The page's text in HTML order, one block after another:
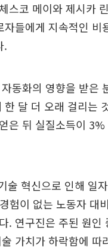
스코 메이와 제시카
들에게 지속적인
.
동화의 영향을 받은
달 더 오래 걸리는
은 뒤 실질소득이
술 혁신으로 인해 일
험이 없는 노동자 대
. 연구진은 주된 원인
가치가 하락함에 따